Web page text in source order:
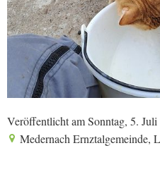
Veröffentlicht am Sonntag, 5.
Medernach Ernztalgemeinde,